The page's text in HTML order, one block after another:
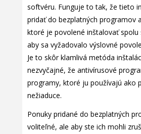
softvéru. Funguje to tak, že tieto
pridať do bezplatných programov
ktoré je povolené inštalovať spolu
aby sa vyžadovalo výslovné
Je to skôr klamlivá metóda
nezvyčajné, že antivírusové
programy, ktoré ju používajú ako
nežiaduce.
Ponuky pridané do bezplatných
voliteľné, ale aby ste ich mohli